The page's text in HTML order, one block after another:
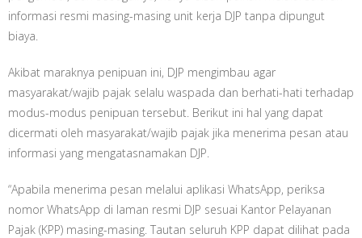
informasi resmi masing-masing unit kerja DJP tanpa dipungut
biaya.
Akibat maraknya penipuan ini, DJP mengimbau agar
masyarakat/wajib pajak selalu waspada dan berhati-hati terhadap
modus-modus penipuan tersebut. Berikut ini hal yang dapat
dicermati oleh masyarakat/wajib pajak jika menerima pesan atau
informasi yang mengatasnamakan DJP.
“Apabila menerima pesan melalui aplikasi WhatsApp, periksa
nomor WhatsApp di laman resmi DJP sesuai Kantor Pelayanan
Pajak (KPP) masing-masing. Tautan seluruh KPP dapat dilihat pada